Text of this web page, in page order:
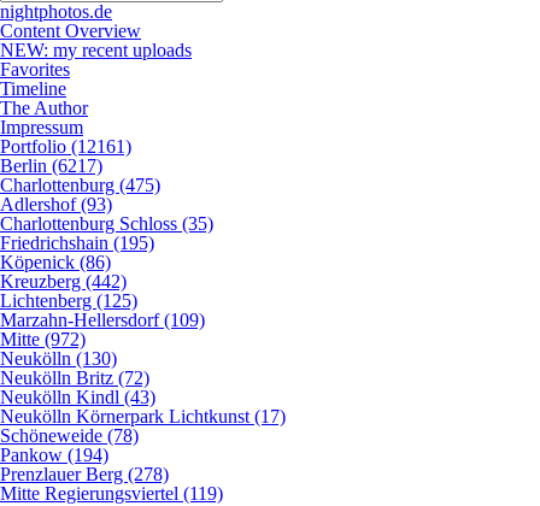
nightphotos.de
Content Overview
NEW: my recent uploads
Favorites
Timeline
The Author
Impressum
Portfolio (12161)
Berlin (6217)
Charlottenburg (475)
Adlershof (93)
Charlottenburg Schloss (35)
Friedrichshain (195)
Köpenick (86)
Kreuzberg (442)
Lichtenberg (125)
Marzahn-Hellersdorf (109)
Mitte (972)
Neukölln (130)
Neukölln Britz (72)
Neukölln Kindl (43)
Neukölln Körnerpark Lichtkunst (17)
Schöneweide (78)
Pankow (194)
Prenzlauer Berg (278)
Mitte Regierungsviertel (119)